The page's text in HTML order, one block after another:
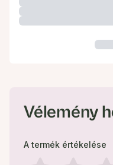
Vélemény
A termék értékelése